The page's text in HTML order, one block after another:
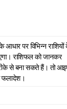
पर विभिन्न
राशिफल को जानकर
से बना सकते हैं। तो